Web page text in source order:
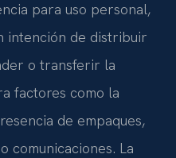
para uso personal,
intención de distribuir
o transferir la
factores como la
de empaques,
comunicaciones. La